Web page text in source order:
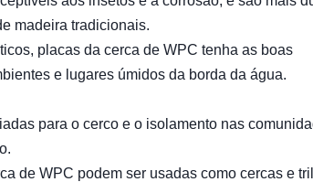
madeira tradicionais.
placas da cerca de WPC tenha as boas
e lugares úmidos da borda da água.
para o cerco e o isolamento nas
de WPC podem ser usadas como cercas e